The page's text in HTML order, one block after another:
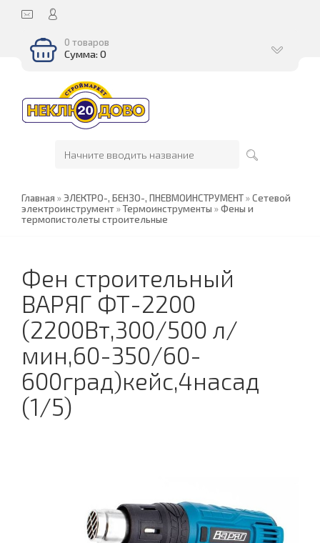
0 товаров
Сумма: 0
Главная »ЭЛЕКТРО-, БЕНЗО-, ПНЕВМОИНСТРУМЕНТ»Сетевой
электроинструмент»Термоинструменты »Фены и
термопистолеты строительные
Фен строительный
ВАРЯГ ФТ-2200
(2200Вт,300/500 л/
мин,60-350/60-
600град)кейс,4насад
(1/5)